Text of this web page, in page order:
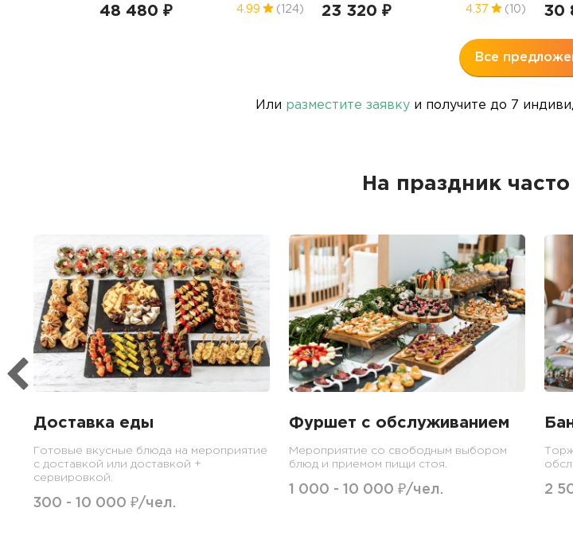
48 480 ₽ 4.99 (124) 23 320 ₽ 4.37 (10) 30
Все
Или разместите заявку и получите до 7
На праздник
Доставка еды
Готовые вкусные блюда на мероприятие
с доставкой или доставкой +
сервировкой.
300 - 10 000 ₽/чел.
Фуршет с обслуживанием
Мероприятие со свободным выбором
блюд и приемом пищи стоя.
1 000 - 10 000 ₽/чел. 2